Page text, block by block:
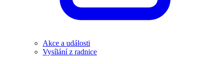
Akce a události
Vysílání z radnice